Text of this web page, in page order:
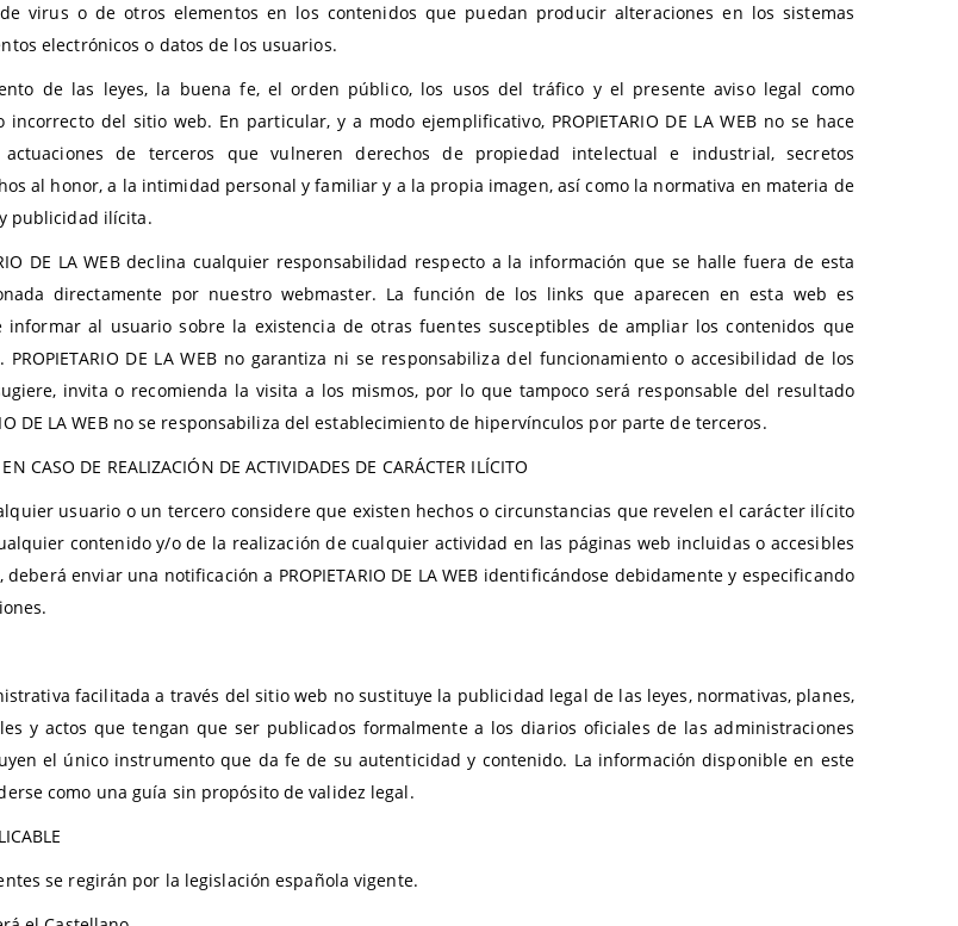
virus o de otros elementos en los contenidos que puedan producir alteraciones en los sistemas
electrónicos o datos de los usuarios.
de las leyes, la buena fe, el orden público, los usos del tráfico y el presente aviso legal como
incorrecto del sitio web. En particular, y a modo ejemplificativo, PROPIETARIO DE LA WEB no se hace
de terceros que vulneren derechos de propiedad intelectual e industrial, secretos
al honor, a la intimidad personal y familiar y a la propia imagen, así como la normativa en materia de
publicidad ilícita.
DE LA WEB declina cualquier responsabilidad respecto a la información que se halle fuera de esta
directamente por nuestro webmaster. La función de los links que aparecen en esta web es
informar al usuario sobre la existencia de otras fuentes susceptibles de ampliar los contenidos que
DE LA WEB no garantiza ni se responsabiliza del funcionamiento o accesibilidad de los
invita o recomienda la visita a los mismos, por lo que tampoco será responsable del resultado
DE LA WEB no se responsabiliza del establecimiento de hipervínculos por parte de terceros.
CASO DE REALIZACIÓN DE ACTIVIDADES DE CARÁCTER ILÍCITO
usuario o un tercero considere que existen hechos o circunstancias que revelen el carácter ilícito
contenido y/o de la realización de cualquier actividad en las páginas web incluidas o accesibles
enviar una notificación a PROPIETARIO DE LA WEB identificándose debidamente y especificando
facilitada a través del sitio web no sustituye la publicidad legal de las leyes, normativas, planes,
y actos que tengan que ser publicados formalmente a los diarios oficiales de las administraciones
el único instrumento que da fe de su autenticidad y contenido. La información disponible en este
como una guía sin propósito de validez legal.
se regirán por la legislación española vigente.